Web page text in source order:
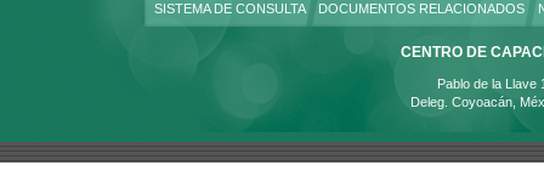
SISTEMA DE CONSULTA DOCUMENTOS RELACIONADOS
CENTRO DE
Pablo de la Llave
Deleg. Coyoacán,